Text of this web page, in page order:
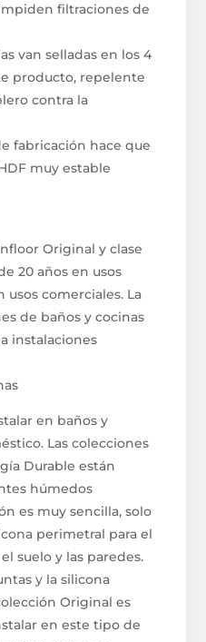
filtraciones de
van selladas en los 4
producto, repelente
contra la
fabricación hace que
muy estable
Original y clase
20 años en usos
usos comerciales. La
de baños y cocinas
instalaciones
en baños y
Las colecciones
Durable están
húmedos
es muy sencilla, solo
perimetral para el
suelo y las paredes.
y la silicona
Original es
en este tipo de